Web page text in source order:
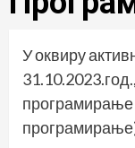
У оквиру
програмирање